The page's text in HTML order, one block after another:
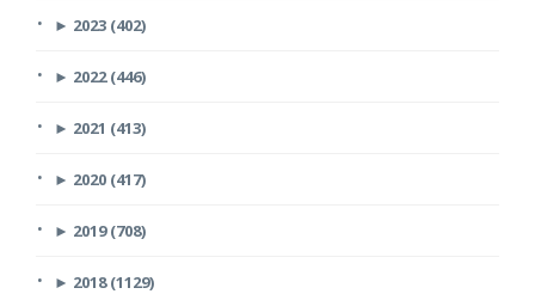
► 2023 (402)
► 2022 (446)
► 2021 (413)
► 2020 (417)
► 2019 (708)
► 2018 (1129)